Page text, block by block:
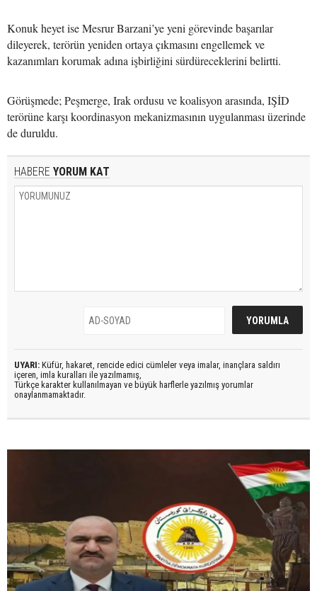
Konuk heyet ise Mesrur Barzani’ye yeni görevinde başarılar
dileyerek, terörün yeniden ortaya çıkmasını engellemek ve
kazanımları korumak adına işbirliğini sürdüreceklerini belirtti.
Görüşmede; Peşmerge, Irak ordusu ve koalisyon arasında, IŞİD
terörüne karşı koordinasyon mekanizmasının uygulanması üzerinde
de duruldu.
HABERE YORUM KAT
UYARI: Küfür, hakaret, rencide edici cümleler veya imalar, inançlara saldırı
içeren, imla kuralları ile yazılmamış,
Türkçe karakter kullanılmayan ve büyük harflerle yazılmış yorumlar
onaylanmamaktadır.